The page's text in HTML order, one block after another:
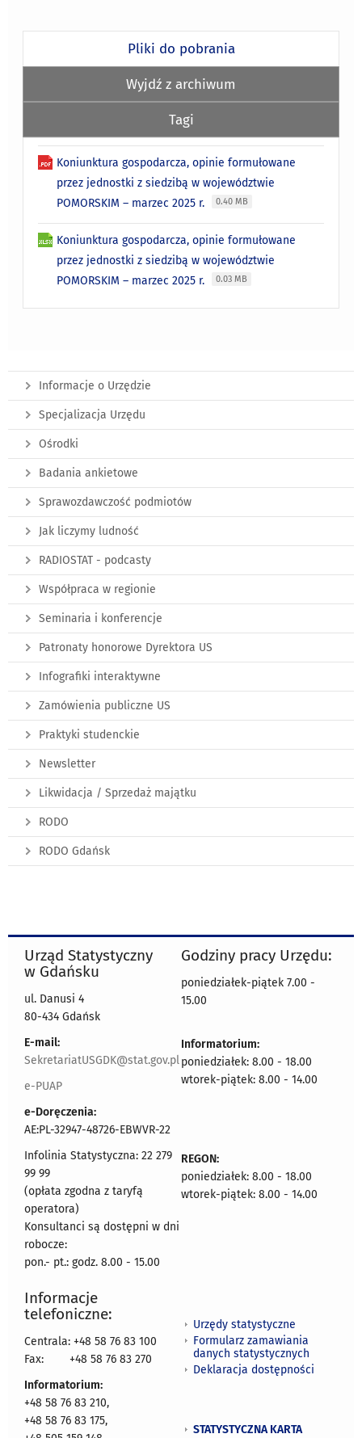
Pliki do pobrania
Wyjdź z archiwum
Tagi
Koniunktura gospodarcza, opinie formułowane
przez jednostki z siedzibą w województwie
POMORSKIM – marzec 2025 r.
0.40 MB
Koniunktura gospodarcza, opinie formułowane
przez jednostki z siedzibą w województwie
POMORSKIM – marzec 2025 r.
0.03 MB
Informacje o Urzędzie
Specjalizacja Urzędu
Ośrodki
Badania ankietowe
Sprawozdawczość podmiotów
Jak liczymy ludność
RADIOSTAT - podcasty
Współpraca w regionie
Seminaria i konferencje
Patronaty honorowe Dyrektora US
Infografiki interaktywne
Zamówienia publiczne US
Praktyki studenckie
Newsletter
Likwidacja / Sprzedaż majątku
RODO
RODO Gdańsk
Urząd Statystyczny
w Gdańsku
ul. Danusi 4
80-434 Gdańsk
E-mail:
SekretariatUSGDK@stat.gov.pl
e-PUAP
e-Doręczenia:
AE:PL-32947-48726-EBWVR-22
Infolinia Statystyczna: 22 279
99 99
(opłata zgodna z taryfą
operatora)
Konsultanci są dostępni w dni
robocze:
pon.- pt.: godz. 8.00 - 15.00
Godziny pracy Urzędu:
poniedziałek-piątek 7.00 -
15.00
Informatorium:
poniedziałek: 8.00 - 18.00
wtorek-piątek: 8.00 - 14.00
REGON:
poniedziałek: 8.00 - 18.00
wtorek-piątek: 8.00 - 14.00
Informacje
telefoniczne:
Centrala: +48 58 76 83 100
Fax:
+48 58 76 83 270
Informatorium:
+48 58 76 83 210,
+48 58 76 83 175,
Urzędy statystyczne
Formularz zamawiania
danych statystycznych
Deklaracja dostępności
STATYSTYCZNA KARTA